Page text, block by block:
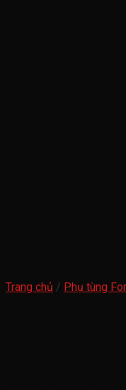
Trang chủ / Phụ tùng